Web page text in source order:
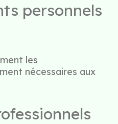
personnels
les
nécessaires aux